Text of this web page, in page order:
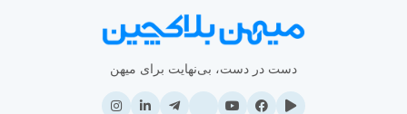
دست در دست، بی‌نهایت برای میهن